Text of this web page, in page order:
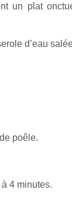
un plat
d’eau
poêle.
4 minutes.